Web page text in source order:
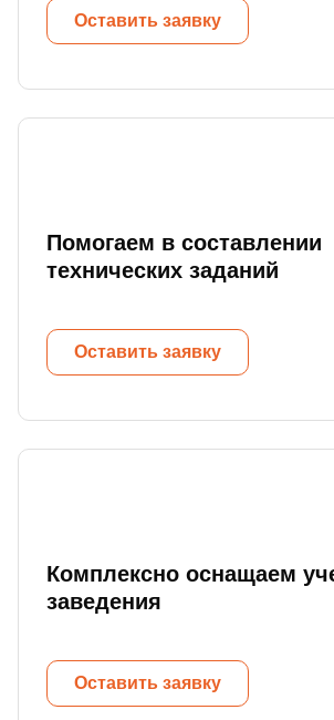
Оставить заявку
Помогаем в составлении
технических заданий
Оставить заявку
Комплексно оснащаем
заведения
Оставить заявку